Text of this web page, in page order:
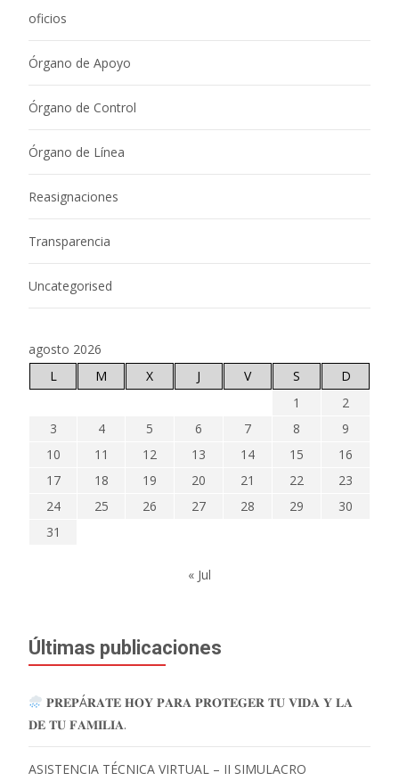
oficios
Órgano de Apoyo
Órgano de Control
Órgano de Línea
Reasignaciones
Transparencia
Uncategorised
agosto 2026
L
M X J V S
D
1
2
3
4 5 6 7 8
9
10
11 12 13 14 15
16
17
18 19 20 21 22
23
24
25 26 27 28 29
30
31
« Jul
Últimas publicaciones
𝐏𝐑𝐄𝐏Á𝐑𝐀𝐓𝐄 𝐇𝐎𝐘 𝐏𝐀𝐑𝐀 𝐏𝐑𝐎𝐓𝐄𝐆𝐄𝐑 𝐓𝐔 𝐕𝐈𝐃𝐀 𝐘 𝐋𝐀
𝐃𝐄 𝐓𝐔 𝐅𝐀𝐌𝐈𝐋𝐈𝐀.
ASISTENCIA TÉCNICA VIRTUAL – II SIMULACRO